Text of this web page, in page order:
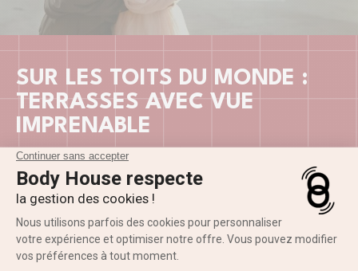
SUR LES TOITS DU MONDE :
TERRASSES AVEC VUE
IMPRENABLE
Quoi de mieux que de
le soufflependant vos réjouissances sexuelles ? Prenez
de la hauteur en montant sur le toit de votre immeuble ou
en profitant de la terrasse suspendue de votre chambre
d’hôtel.
Vous pourrez ainsi rester debout l’un derrière l’autre dans